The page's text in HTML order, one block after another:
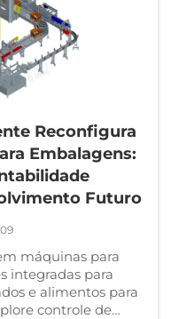
Reconfigura
Embalagens:
Futuro
máquinas para
integradas para
e alimentos para
controle de